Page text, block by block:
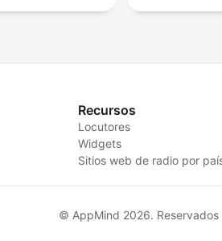
Recursos
Locutores
Widgets
Sitios web de radio por
© AppMind 2026. Reservados